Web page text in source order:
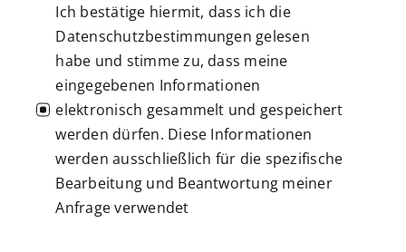
Ich bestätige hiermit, dass ich die
Datenschutzbestimmungen gelesen
habe und stimme zu, dass meine
eingegebenen Informationen
elektronisch gesammelt und gespeichert
werden dürfen. Diese Informationen
werden ausschließlich für die spezifische
Bearbeitung und Beantwortung meiner
Anfrage verwendet